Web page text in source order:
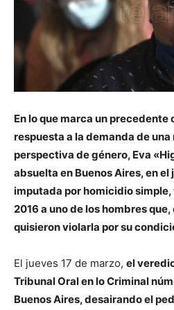
En lo que marca un precedente
respuesta a la demanda de
perspectiva de género, Eva
absuelta en Buenos Aires, en el
imputada por homicidio
2016 a uno de los hombres
quisieron violarla por su
El jueves 17 de marzo, el
Tribunal Oral en lo Criminal
Buenos Aires, desairando el